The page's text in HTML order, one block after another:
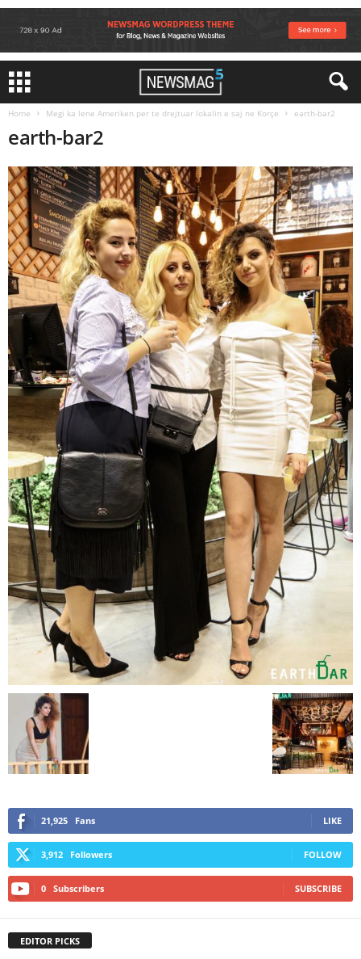
Home Megi ka lene Ameriken per te drejtuar lokalin e saj ne Korçe earth-bar2
earth-bar2
21,925 Fans LIKE
3,912 Followers FOLLOW
0 Subscribers SUBSCRIBE
EDITOR PICKS